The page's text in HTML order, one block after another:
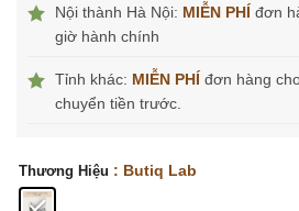
Nội thành Hà Nội: MIỄN PHÍ đơn
giờ hành chính
Tỉnh khác: MIỄN PHÍ đơn hàng
chuyển tiền trước.
Thương Hiệu : Butiq Lab